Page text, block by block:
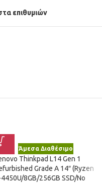
επιθυμιών
Άμεσα Διαθέσιμο
Thinkpad L14 Gen 1
Grade A 14″ (Ryzen
8GB/256GB SSD/No